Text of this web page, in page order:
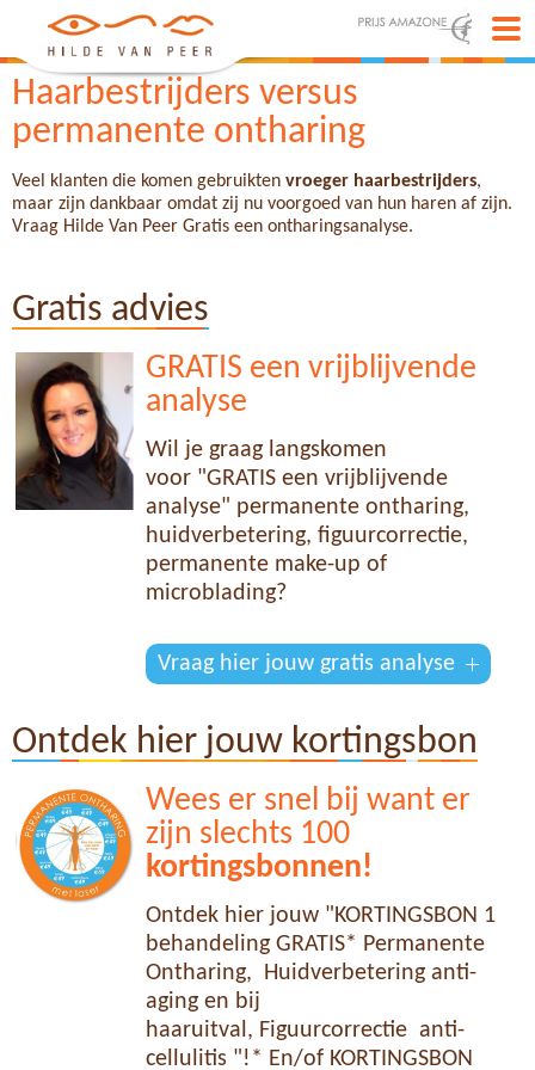
Haarbestrijders versus
permanente ontharing
Veel klanten die komen gebruikten vroeger haarbestrijders,
maar zijn dankbaar omdat zij nu voorgoed van hun haren af zijn.
Vraag Hilde Van Peer Gratis een ontharingsanalyse.
Gratis advies
GRATIS een vrijblijvende
analyse
Wil je graag langskomen
voor "GRATIS een vrijblijvende
analyse" permanente ontharing,
huidverbetering, figuurcorrectie,
permanente make-up of
microblading?
Vraag hier jouw gratis analyse
Ontdek hier jouw kortingsbon
Wees er snel bij want er
zijn slechts 100
kortingsbonnen!
Ontdek hier jouw "KORTINGSBON 1
behandeling GRATIS* Permanente
Ontharing, Huidverbetering anti-
aging en bij
haaruitval, Figuurcorrectie anti-
cellulitis "!* En/of KORTINGSBON